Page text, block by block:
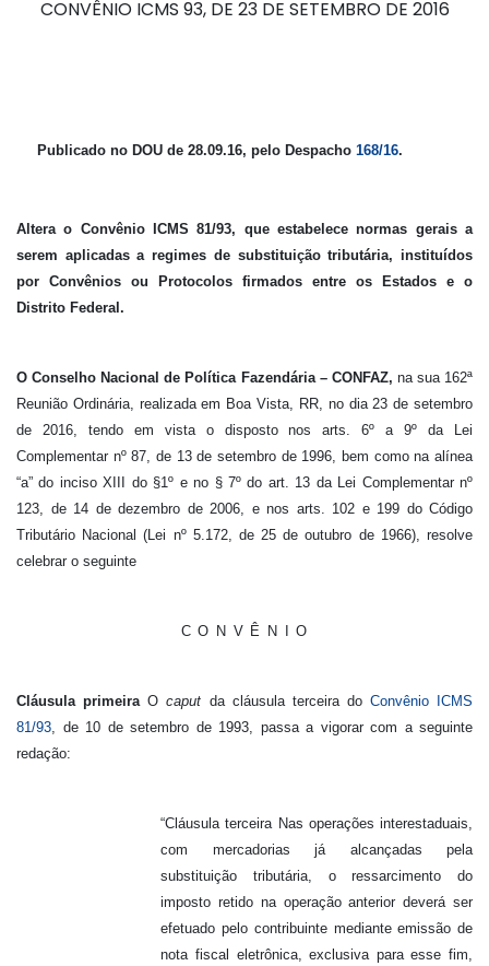
CONVÊNIO ICMS 93, DE 23 DE SETEMBRO DE 2016
Publicado no DOU de 28.09.16, pelo Despacho 168/16.
Altera o Convênio ICMS 81/93, que estabelece normas gerais a
serem aplicadas a regimes de substituição tributária, instituídos
por Convênios ou Protocolos firmados entre os Estados e o
Distrito Federal.
O Conselho Nacional de Política Fazendária – CONFAZ, na sua 162ª
Reunião Ordinária, realizada em Boa Vista, RR, no dia 23 de setembro
de 2016, tendo em vista o disposto nos arts. 6º a 9º da Lei
Complementar nº 87, de 13 de setembro de 1996, bem como na alínea
“a” do inciso XIII do §1º e no § 7º do art. 13 da Lei Complementar nº
123, de 14 de dezembro de 2006, e nos arts. 102 e 199 do Código
Tributário Nacional (Lei nº 5.172, de 25 de outubro de 1966), resolve
celebrar o seguinte
C O N V Ê N I O
Cláusula primeira O caput da cláusula terceira do Convênio ICMS
81/93, de 10 de setembro de 1993, passa a vigorar com a seguinte
redação:
“Cláusula terceira Nas operações interestaduais,
com mercadorias já alcançadas pela
substituição tributária, o ressarcimento do
imposto retido na operação anterior deverá ser
efetuado pelo contribuinte mediante emissão de
nota fiscal eletrônica, exclusiva para esse fim,